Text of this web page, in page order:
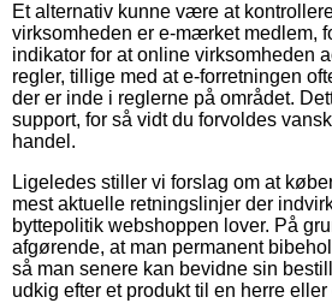
Et alternativ kunne være at
virksomheden er e-mærket medlem,
indikator for at online virksomheden
regler, tillige med at e-forretningen
der er inde i reglerne på området.
support, for så vidt du forvoldes
handel.
Ligeledes stiller vi forslag om at
mest aktuelle retningslinjer der
byttepolitik webshoppen lover. På
afgørende, at man permanent
så man senere kan bevidne sin
udkig efter et produkt til en herre eller